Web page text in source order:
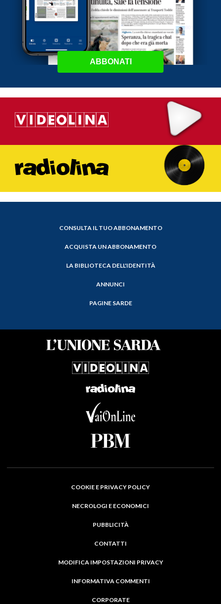
ABBONATI
CONSULTA IL TUO ABBONAMENTO
ACQUISTA UN ABBONAMENTO
LA BIBLIOTECA DELL'IDENTITÀ
ANNUNCI
PAGINE SARDE
COOKIE E PRIVACY POLICY
NECROLOGI E ECONOMICI
PUBBLICITÀ
CONTATTI
MODIFICA IMPOSTAZIONI PRIVACY
INFORMATIVA COMMENTI
CORPORATE